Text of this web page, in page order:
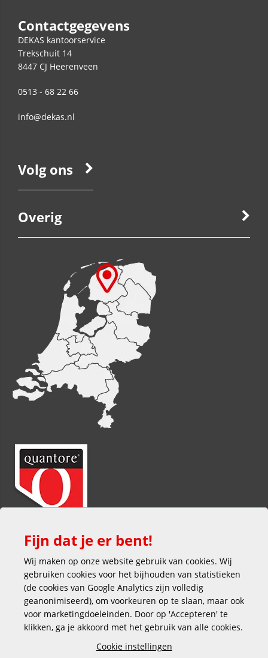
Contactgegevens
DEKAS kantoorservice
Trekschuit 14
8447 CJ Heerenveen
0513 - 68 22 66
info@dekas.nl
Volg ons
Overig
Veilig en gemakkelijk betalen
Fijn dat je er bent!
Wij maken op onze website gebruik van cookies. Wij
gebruiken cookies voor het bijhouden van statistieken
(de cookies van Google Analytics zijn volledig
geanonimiseerd), om voorkeuren op te slaan, maar ook
voor marketingdoeleinden. Door op 'Accepteren' te
klikken, ga je akkoord met het gebruik van alle cookies.
Cookie instellingen